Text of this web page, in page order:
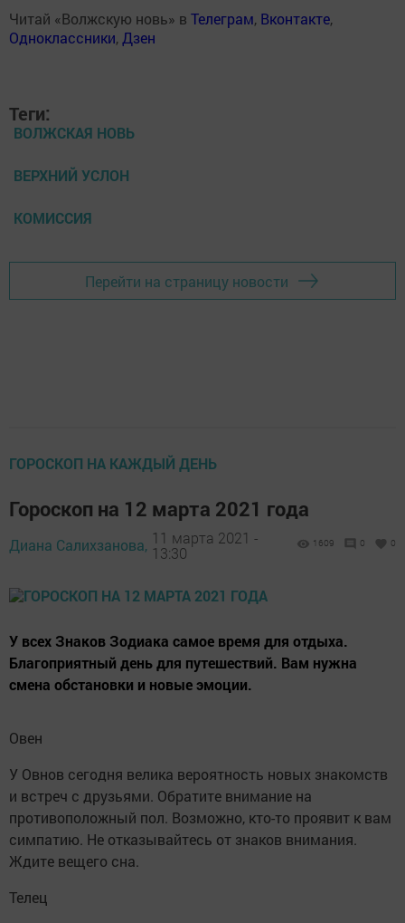
Читай «Волжскую новь» в Телеграм, Вконтакте,
Одноклассники, Дзен
Теги:
ВОЛЖСКАЯ НОВЬ
ВЕРХНИЙ УСЛОН
КОМИССИЯ
Перейти на страницу новости
ГОРОСКОП НА КАЖДЫЙ ДЕНЬ
Гороскоп на 12 марта 2021 года
Диана Салихзанова, 11 марта 2021 -
13:30
1609 0 0
У всех Знаков Зодиака самое время для отдыха.
Благоприятный день для путешествий. Вам нужна
смена обстановки и новые эмоции.
Овен
У Овнов сегодня велика вероятность новых знакомств
и встреч с друзьями. Обратите внимание на
противоположный пол. Возможно, кто-то проявит к вам
симпатию. Не отказывайтесь от знаков внимания.
Ждите вещего сна.
Телец